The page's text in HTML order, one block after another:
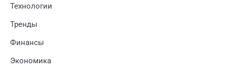
Технологии
Тренды
Финансы
Экономика